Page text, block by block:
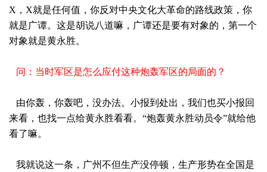
X，X就是任何值，你反对中央文化大革命的路线政策，你
就是广谭。这是胡说八道嘛，广谭还是要有对象的，第一个
对象就是黄永胜。
问：当时军区是怎么应付这种炮轰军区的局面的？
由你轰，你轰吧，没办法。小报到处出，我们也买小报回
来看，也找一点给黄永胜看看。“炮轰黄永胜动员令”就给他
看了嘛。
我就说这一条，广州不但生产没停顿，生产形势在全国是